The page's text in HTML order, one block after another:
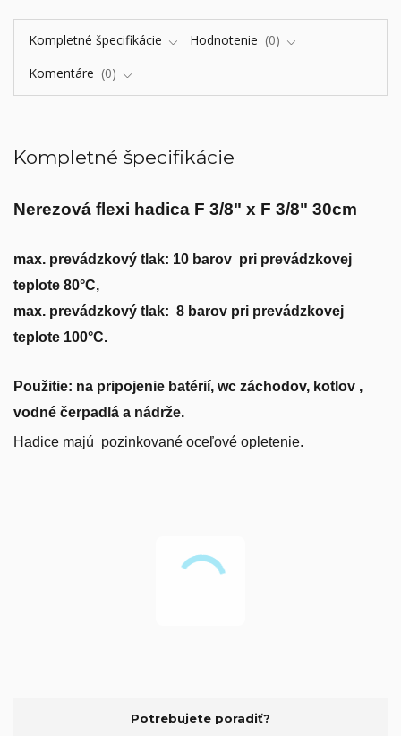
Kompletné špecifikácie Hodnotenie
0
Komentáre
0
Kompletné špecifikácie
Nerezová flexi hadica F 3/8" x F 3/8" 30cm
max. prevádzkový tlak: 10 barov pri prevádzkovej
teplote 80°C,
max. prevádzkový tlak: 8 barov pri prevádzkovej
teplote 100°C.
Použitie: na pripojenie batérií, wc záchodov, kotlov ,
vodné čerpadlá a nádrže.
Hadice majú pozinkované oceľové opletenie.
Potrebujete poradiť?